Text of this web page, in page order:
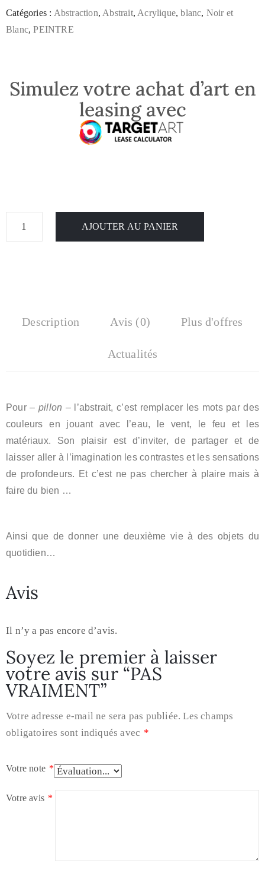
Catégories : Abstraction, Abstrait, Acrylique,blanc, Noir et
Blanc,PEINTRE
Simulez votre achat d’art en
leasing avec
AJOUTER AU PANIER
Description Avis (0) Plus d'offres
Actualités
Pour – pillon –l’abstrait, c’est remplacer les mots par des
couleurs en jouant avec l’eau, le vent, le feu et les
matériaux. Son plaisir est d’inviter, de partager et de
laisser aller à l’imagination les contrastes et les sensations
de profondeurs. Et c’est ne pas chercher à plaire mais à
faire du bien …
Ainsi que de donner une deuxième vie à des objets du
quotidien…
Avis
Il n’y a pas encore d’avis.
Soyez le premier à laisser
votre avis sur “PAS
VRAIMENT”
Votre adresse e-mail ne sera pas publiée. Les champs
obligatoires sont indiqués avec *
Votre note *
Votre avis *